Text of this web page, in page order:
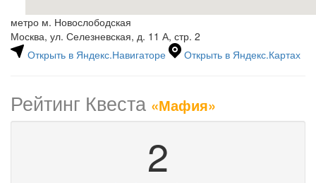
метро м. Новослободская
Москва, ул. Селезневская, д. 11 А, стр. 2
Открыть в Яндекс.Навигаторе
Открыть в Яндекс.Картах
Рейтинг Квеста «Мафия»
2